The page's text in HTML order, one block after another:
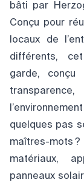
bâti par
Conçu pour
locaux de
différents,
garde,
quelques pas
maîtres-mots
matériaux,
panneaux